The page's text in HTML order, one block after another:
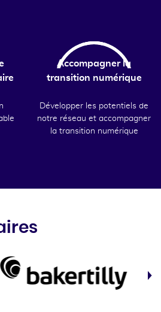
Accompagner la
transition numérique
Développer les potentiels de
notre réseau et accompagner
la transition numérique